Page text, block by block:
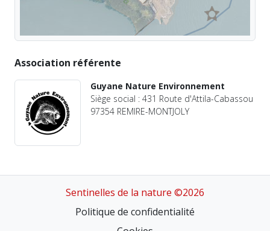
Association référente
Guyane Nature Environnement
Siège social : 431 Route d'Attila-Cabassou
97354 REMIRE-MONTJOLY
Sentinelles de la nature ©2026
Politique de confidentialité